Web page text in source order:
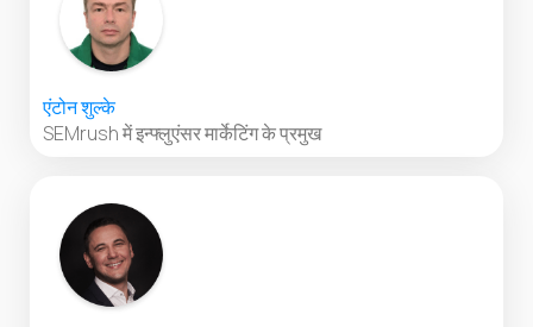
एंटोन शुल्के
SEMrush में इन्फ्लुएंसर मार्केटिंग के प्रमुख